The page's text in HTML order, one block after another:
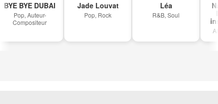
BYE BYE DUBAI
Pop, Auteur-
Compositeur
Jade Louvat
Pop, Rock
Léa
R&B, Soul